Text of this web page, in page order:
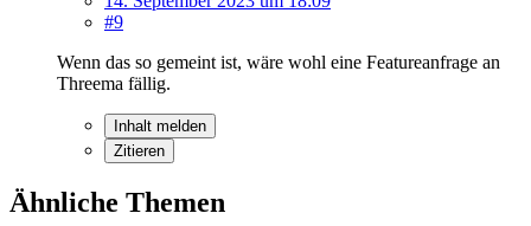
#9
Wenn das so gemeint ist, wäre wohl eine Featureanfrage an
Threema fällig.
Inhalt melden
Zitieren
Ähnliche Themen